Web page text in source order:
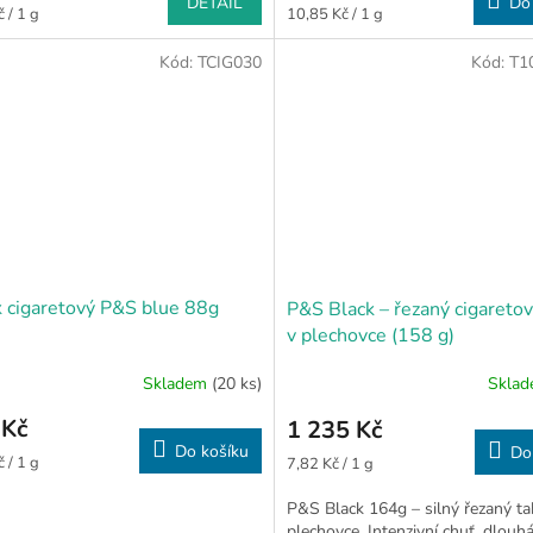
/ 1 g
Měrná
cena:
10,85 Kč / 1 g
cigaretový P&S blue 88g
Skladem (20 ks)
/ 1 g Do košíku
Kód: TCIG030
P&S Black – řezaný
v plechovce (158 g)
1 235 Kč
Měrná
7,82 Kč / 1 g
P&S Black 164g – silný řezaný
Kód: